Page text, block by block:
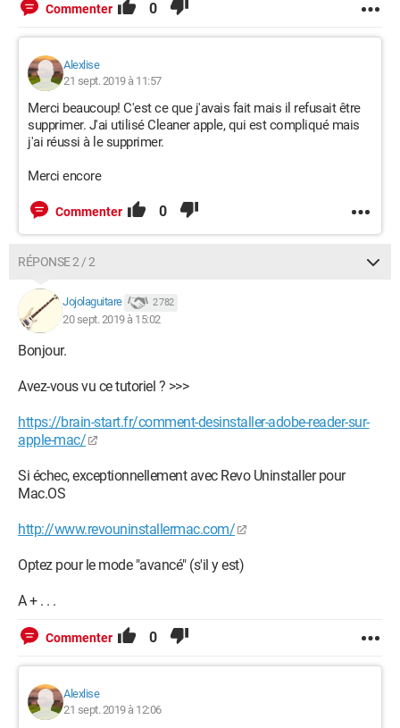
Commenter 0
Alexlise
21 sept. 2019 à 11:57
Merci beaucoup! C'est ce que j'avais fait mais il refusait être
supprimer. J'ai utilisé Cleaner apple, qui est compliqué mais
j'ai réussi à le supprimer.
Merci encore
Commenter 0
RÉPONSE 2 / 2
Jojolaguitare 2 782
20 sept. 2019 à 15:02
Bonjour.
Avez-vous vu ce tutoriel ? >>>
https://brain-start.fr/comment-desinstaller-adobe-reader-sur-
apple-mac/
Si échec, exceptionnellement avec Revo Uninstaller pour
Mac.OS
http://www.revouninstallermac.com/
Optez pour le mode "avancé" (s'il y est)
A + . . .
Commenter 0
Alexlise
21 sept. 2019 à 12:06